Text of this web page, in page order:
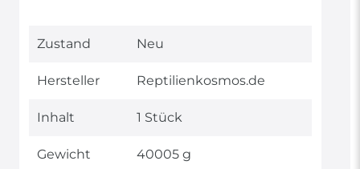
Technisches
Wert
Zustand Neu
Hersteller Reptilienkosmos.de
Inhalt 1 Stück
Gewicht 40005 g